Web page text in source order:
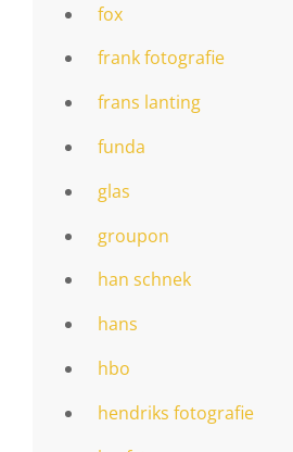
fox
frank fotografie
frans lanting
funda
glas
groupon
han schnek
hans
hbo
hendriks fotografie